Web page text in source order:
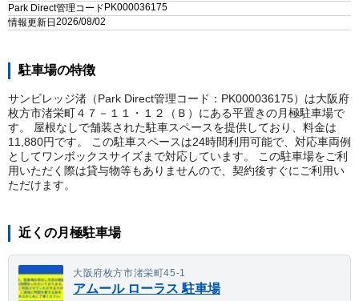
Park Direct管理コード PK000036175
情報更新日 2026/08/02
駐車場の特徴
サンビレッジ渚（Park Direct管理コード：PK000036175）は大阪府
枚方市渚栄町４７－１１・１２（Ｂ）にある平置きの月極駐車場で
す。 屋根なしで舗装された駐車スペースを提供しており、料金は
11,880円です。 この駐車スペースは24時間利用可能で、対応車両例
としてワンボックスサイズまで対応しています。 この駐車場をご利
用いただく際は貸与物等もありませんので、契約後すぐにご利用い
ただけます。
近くの月極駐車場
大阪府枚方市渚栄町45-1
アムール ローラス 駐車場